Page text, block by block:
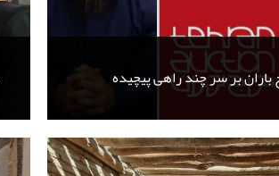
باران بر سر چند راهی پیچیده